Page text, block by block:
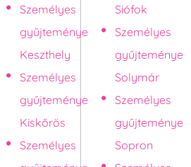
Személyes
gyűjteménye
Keszthely
Személyes
gyűjteménye
Kiskőrös
Személyes
Siófok
Személyes
gyűjteménye
Solymár
Személyes
gyűjteménye
Sopron